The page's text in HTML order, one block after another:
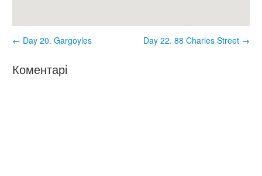
← Day 20. Gargoyles Day 22. 88 Charles Street →
Коментарі